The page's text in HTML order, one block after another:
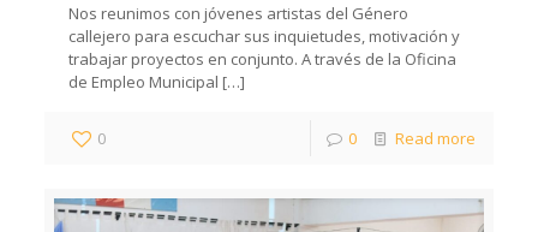
Nos reunimos con jóvenes artistas del Género
callejero para escuchar sus inquietudes, motivación y
trabajar proyectos en conjunto. A través de la Oficina
de Empleo Municipal […]
0 0 Read more